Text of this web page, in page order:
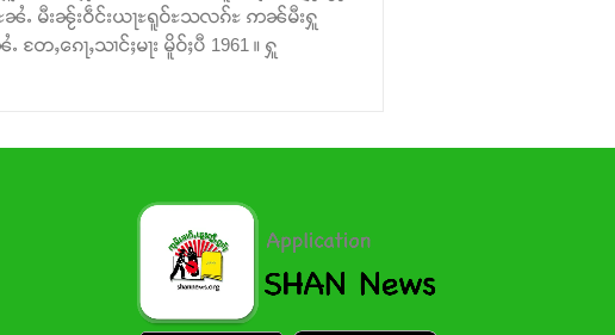
ၼႆႉ မီးၼႂ်းဝဵင်းယႃႊရူဝ်ႊသလၵ်ႊ ဢၼ်မီးႁူ
ၵေႃႇသၢင်ႈမႃး မိူဝ်ႈပီ 1961 ။ ႁူ